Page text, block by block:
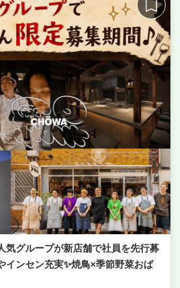
円
気グループが新店舗で社員を先行募
インセン充実✨️焼鳥×季節野菜おば